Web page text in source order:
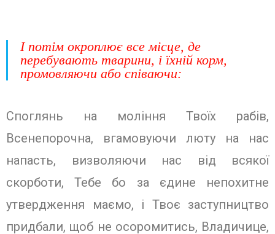
І потім окроплює все місце, де
перебувають тварини, і їхній корм,
промовляючи або співаючи:
Споглянь на моління Твоїх рабів,
Всенепорочна, вгамовуючи люту на нас
напасть, визволяючи нас від всякої
скорботи, Тебе бо за єдине непохитне
утвердження маємо, і Твоє заступництво
придбали, щоб не осоромитись, Владичице,